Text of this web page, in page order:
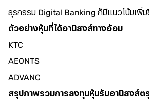
ธุรกรรม Digital Banking ก็มีแนวโน้มเพิ่ม
ตัวอย่างหุ้นที่ได้อานิสงส์ทางอ้อม
KTC
AEONTS
ADVANC
สรุปภาพรวมการลงทุนหุ้นรับอานิสงส์ต